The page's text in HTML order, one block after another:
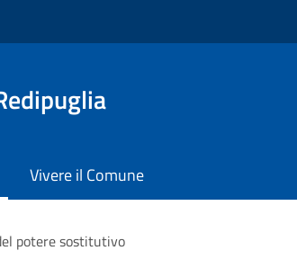
Vivere il Comune
potere sostitutivo